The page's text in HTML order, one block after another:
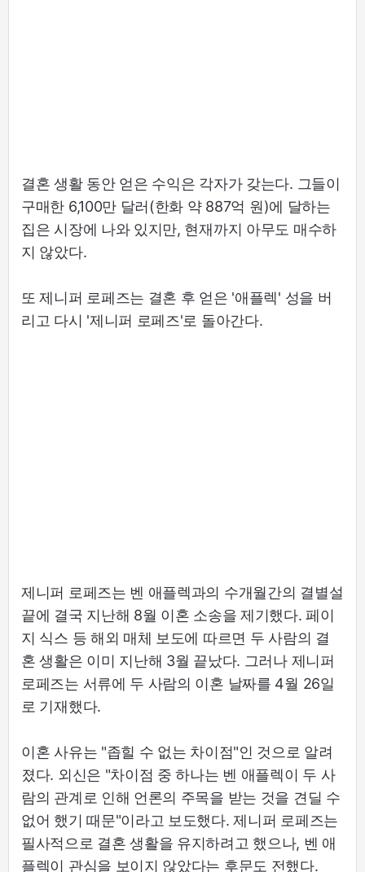
결혼 생활 동안 얻은 수익은 각자가 갖는다. 그들이
구매한 6,100만 달러(한화 약 887억 원)에 달하는
집은 시장에 나와 있지만, 현재까지 아무도 매수하
지 않았다.
또 제니퍼 로페즈는 결혼 후 얻은 '애플렉' 성을 버
리고 다시 '제니퍼 로페즈'로 돌아간다.
제니퍼 로페즈는 벤 애플렉과의 수개월간의 결별설
끝에 결국 지난해 8월 이혼 소송을 제기했다. 페이
지 식스 등 해외 매체 보도에 따르면 두 사람의 결
혼 생활은 이미 지난해 3월 끝났다. 그러나 제니퍼
로페즈는 서류에 두 사람의 이혼 날짜를 4월 26일
로 기재했다.
이혼 사유는 "좁힐 수 없는 차이점"인 것으로 알려
졌다. 외신은 "차이점 중 하나는 벤 애플렉이 두 사
람의 관계로 인해 언론의 주목을 받는 것을 견딜 수
없어 했기 때문"이라고 보도했다. 제니퍼 로페즈는
필사적으로 결혼 생활을 유지하려고 했으나, 벤 애
플렉이 관심을 보이지 않았다는 후문도 전했다.